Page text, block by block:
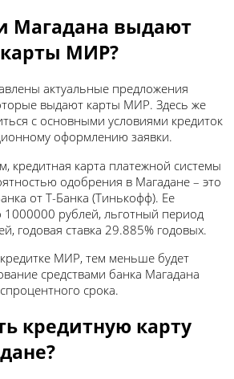
Магадана выдают
МИР?
актуальные предложения
выдают карты МИР. Здесь же
с основными условиями кредиток
оформлению заявки.
кредитная карта платежной системы
одобрения в Магадане – это
от Т-Банка (Тинькофф). Ее
рублей, льготный период
годовая ставка 29.885% годовых.
МИР, тем меньше будет
средствами банка Магадана
срока.
кредитную карту